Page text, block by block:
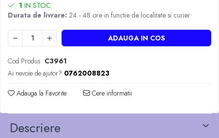
1 IN STOC
Durata de livrare: 24 - 48 ore in functie de localitate si curier
ADAUGA IN COS
Cod Produs: C3961
Ai nevoie de ajutor? 0762008823
Adauga la Favorite Cere informatii
Descriere